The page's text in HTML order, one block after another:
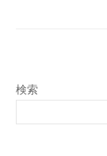
検索